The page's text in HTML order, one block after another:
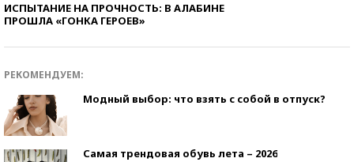
ИСПЫТАНИЕ НА ПРОЧНОСТЬ: В АЛАБИНЕ
ПРОШЛА «ГОНКА ГЕРОЕВ»
РЕКОМЕНДУЕМ:
Модный выбор: что взять с собой в отпуск?
Самая трендовая обувь лета – 2026